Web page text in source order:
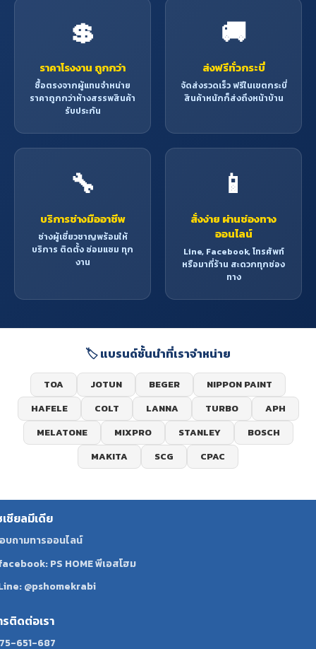
💲
ราคาโรงงาน ถูกกว่า
ซื้อตรงจากผู้แทนจำหน่าย
ราคาถูกกว่าห้างสรรพสินค้า
รับประกัน
🚚
ส่งฟรีทั่วกระบี่
จัดส่งรวดเร็ว ฟรีในเขตกระบี่
สินค้าหนักก็ส่งถึงหน้าบ้าน
🔧
บริการช่างมืออาชีพ
ช่างผู้เชี่ยวชาญพร้อมให้
บริการ ติดตั้ง ซ่อมแซม ทุก
งาน
📱
สั่งง่าย ผ่านช่องทาง
ออนไลน์
Line, Facebook, โทรศัพท์
หรือมาที่ร้าน สะดวกทุกช่อง
ทาง
🏷️ แบรนด์ชั้นนำที่เราจำหน่าย
TOA JOTUN BEGER
NIPPON PAINT
HAFELE
COLT LANNA TURBO
APH
MELATONE
MIXPRO STANLEY
BOSCH
MAKITA
SCG CPAC
เชียลมีเดีย
บถามทารออนไลน์
PS HOME พีเอสโฮม
@pshomekrabi
รติดต่อเรา
651-687